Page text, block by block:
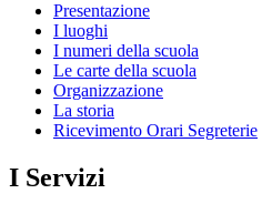
Presentazione
I luoghi
I numeri della scuola
Le carte della scuola
Organizzazione
La storia
Ricevimento Orari Segreterie
I Servizi